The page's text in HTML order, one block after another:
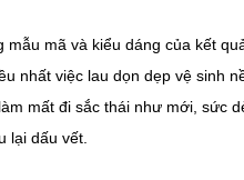
mã và kiểu dáng của kết
nhất việc lau dọn dẹp vệ sinh
mất đi sắc thái như mới,
lại dấu vết.